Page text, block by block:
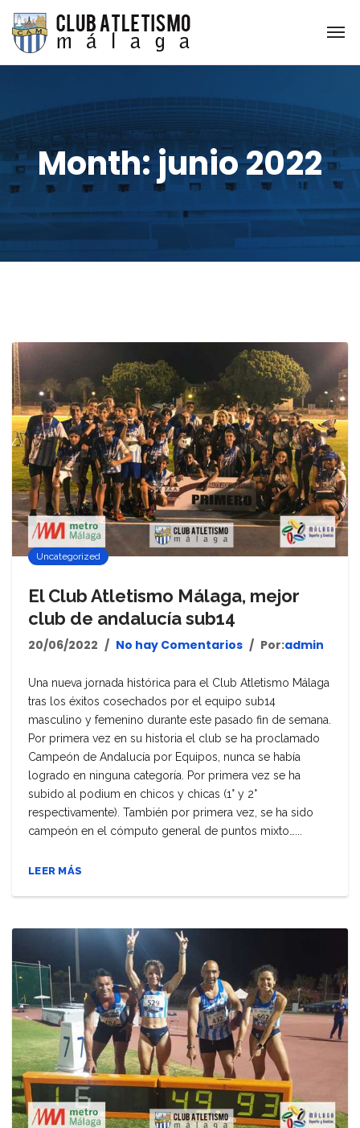
Month:junio 2022
Uncategorized
El Club Atletismo Málaga, mejor
club de andalucía sub14
20/06/2022 No hay Comentarios Por:admin
Una nueva jornada histórica para el Club Atletismo Málaga
tras los éxitos cosechados por el equipo sub14
masculino y femenino durante este pasado fin de semana.
Por primera vez en su historia el club se ha proclamado
Campeón de Andalucía por Equipos, nunca se había
logrado en ninguna categoría. Por primera vez se ha
subido al podium en chicos y chicas (1° y 2°
respectivamente). También por primera vez, se ha sido
campeón en el cómputo general de puntos mixto…...
LEER MÁS